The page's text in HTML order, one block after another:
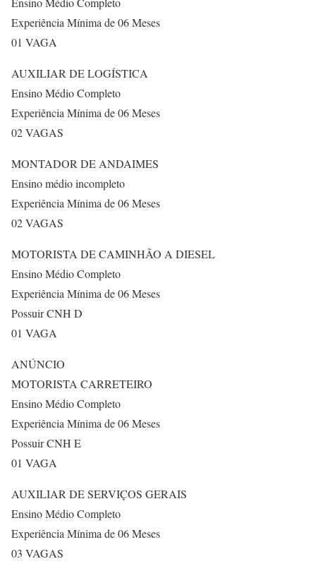
Experiência Mínima de 06 Meses
01 VAGA
AUXILIAR DE LOGÍSTICA
Ensino Médio Completo
Experiência Mínima de 06 Meses
02 VAGAS
MONTADOR DE ANDAIMES
Ensino médio incompleto
Experiência Mínima de 06 Meses
02 VAGAS
MOTORISTA DE CAMINHÃO A DIESEL
Ensino Médio Completo
Experiência Mínima de 06 Meses
Possuir CNH D
01 VAGA
ANÚNCIO
MOTORISTA CARRETEIRO
Ensino Médio Completo
Experiência Mínima de 06 Meses
Possuir CNH E
01 VAGA
AUXILIAR DE SERVIÇOS GERAIS
Ensino Médio Completo
Experiência Mínima de 06 Meses
03 VAGAS